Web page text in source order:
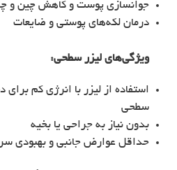
جوانسازی پوست و کاهش چین و
درمان لکه‌های پوستی و ضایعات
ویژگی‌های لیزر سطحی:
استفاده از لیزر با انرژی کم
سطحی
بدون نیاز به جراحی یا بخیه
حداقل عوارض جانبی و بهبودی